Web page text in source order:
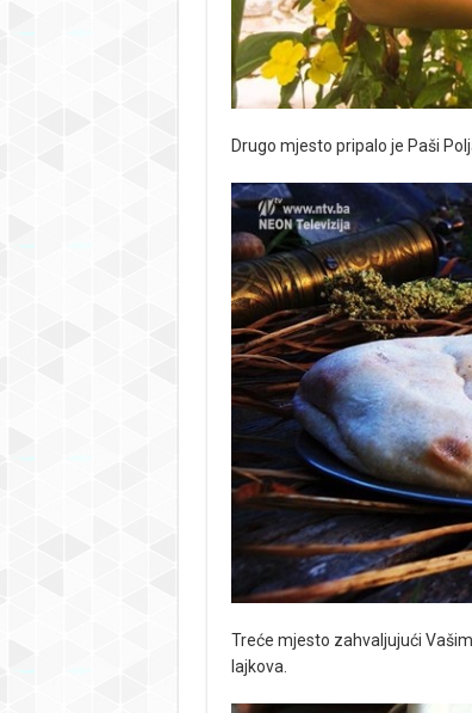
Drugo mjesto pripalo je Paši
Treće mjesto zahvaljujući
lajkova.